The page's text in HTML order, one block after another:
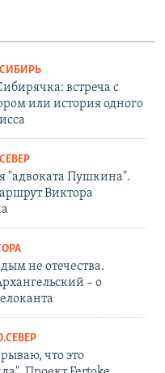
встреча с
или история одного
"адвоката Пушкина".
Виктора
не отечества.
– о
что это